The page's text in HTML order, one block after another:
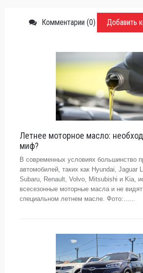
Комментарии (0) Добавить
Летнее моторное масло:
миф?
В современных условиях большинство
автомобилей, таких как Hyundai, Jaguar
Subaru, Renault, Volvo, Mitsubishi и Kia,
всесезонные моторные масла и не
специальном летнем масле. Фото:......